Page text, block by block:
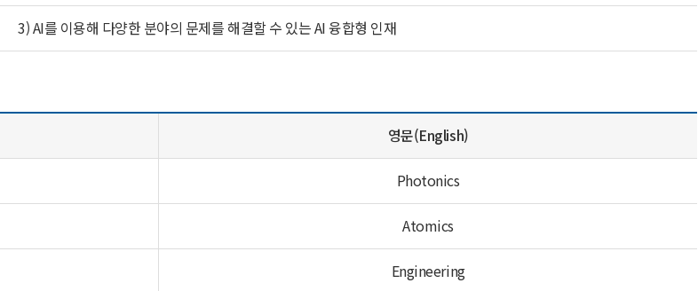
3) AI를 이용해 다양한 분야의 문제를 해결할 수 있는 AI 융합형 인재
영문(English)
Photonics
Atomics
Engineering